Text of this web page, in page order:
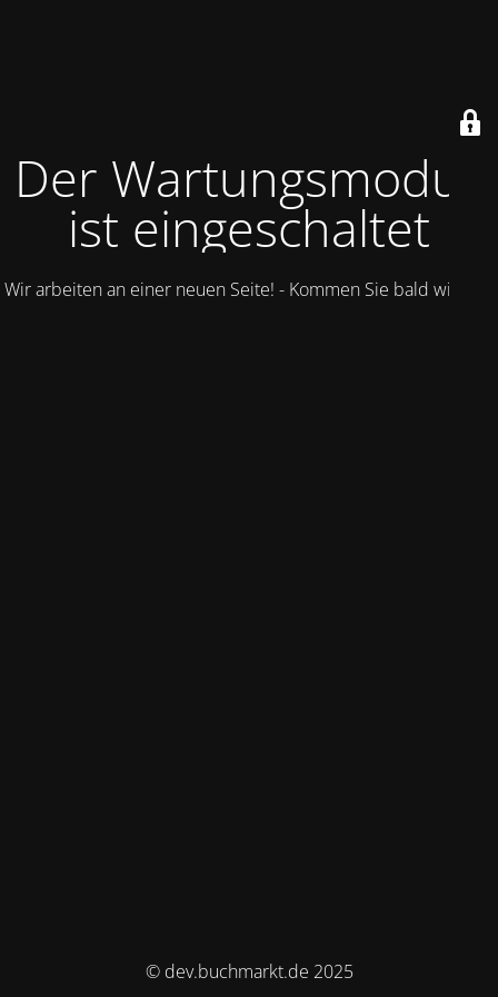
Der Wartungsmodus
ist eingeschaltet
Wir arbeiten an einer neuen Seite! - Kommen Sie bald wieder.
© dev.buchmarkt.de 2025